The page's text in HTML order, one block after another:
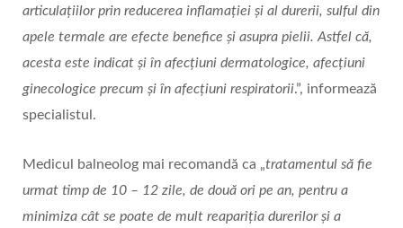
articulațiilor prin reducerea inflamației și al durerii, sulful din
apele termale are efecte benefice și asupra pielii. Astfel că,
acesta este indicat și în afecțiuni dermatologice, afecțiuni
ginecologice precum și în afecțiuni respiratorii.”, informează
specialistul.
Medicul balneolog mai recomandă ca „tratamentul să fie
urmat timp de 10 – 12 zile, de două ori pe an, pentru a
minimiza cât se poate de mult reapariția durerilor și a